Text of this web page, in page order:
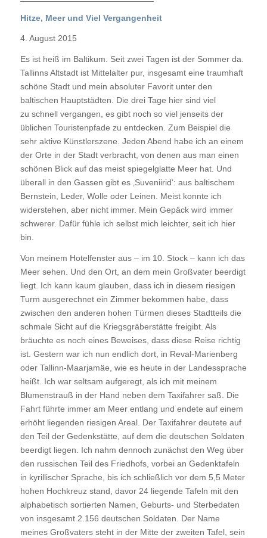
Hitze, Meer und Viel Vergangenheit
4. August 2015
Es ist heiß im Baltikum. Seit zwei Tagen ist der Sommer da.
Tallinns Altstadt ist Mittelalter pur, insgesamt eine traumhaft
schöne Stadt und mein absoluter Favorit unter den
baltischen Hauptstädten. Die drei Tage hier sind viel
zu schnell vergangen, es gibt noch so viel jenseits der
üblichen Touristenpfade zu entdecken. Zum Beispiel die
sehr aktive Künstlerszene. Jeden Abend habe ich an einem
der Orte in der Stadt verbracht, von denen aus man einen
schönen Blick auf das meist spiegelglatte Meer hat. Und
überall in den Gassen gibt es ‚Suveniirid‘: aus baltischem
Bernstein, Leder, Wolle oder Leinen. Meist konnte ich
widerstehen, aber nicht immer. Mein Gepäck wird immer
schwerer. Dafür fühle ich selbst mich leichter, seit ich hier
bin.
Von meinem Hotelfenster aus – im 10. Stock – kann ich das
Meer sehen. Und den Ort, an dem mein Großvater beerdigt
liegt. Ich kann kaum glauben, dass ich in diesem riesigen
Turm ausgerechnet ein Zimmer bekommen habe, dass
zwischen den anderen hohen Türmen dieses Stadtteils die
schmale Sicht auf die Kriegsgräberstätte freigibt. Als
bräuchte es noch eines Beweises, dass diese Reise richtig
ist. Gestern war ich nun endlich dort, in Reval-Marienberg
oder Tallinn-Maarjamäe, wie es heute in der Landessprache
heißt. Ich war seltsam aufgeregt, als ich mit meinem
Blumenstrauß in der Hand neben dem Taxifahrer saß. Die
Fahrt führte immer am Meer entlang und endete auf einem
erhöht liegenden riesigen Areal. Der Taxifahrer deutete auf
den Teil der Gedenkstätte, auf dem die deutschen Soldaten
beerdigt liegen. Ich nahm dennoch zunächst den Weg über
den russischen Teil des Friedhofs, vorbei an Gedenktafeln
in kyrillischer Sprache, bis ich schließlich vor dem 5,5 Meter
hohen Hochkreuz stand, davor 24 liegende Tafeln mit den
alphabetisch sortierten Namen, Geburts- und Sterbedaten
von insgesamt 2.156 deutschen Soldaten. Der Name
meines Großvaters steht in der Mitte der zweiten Tafel, sein